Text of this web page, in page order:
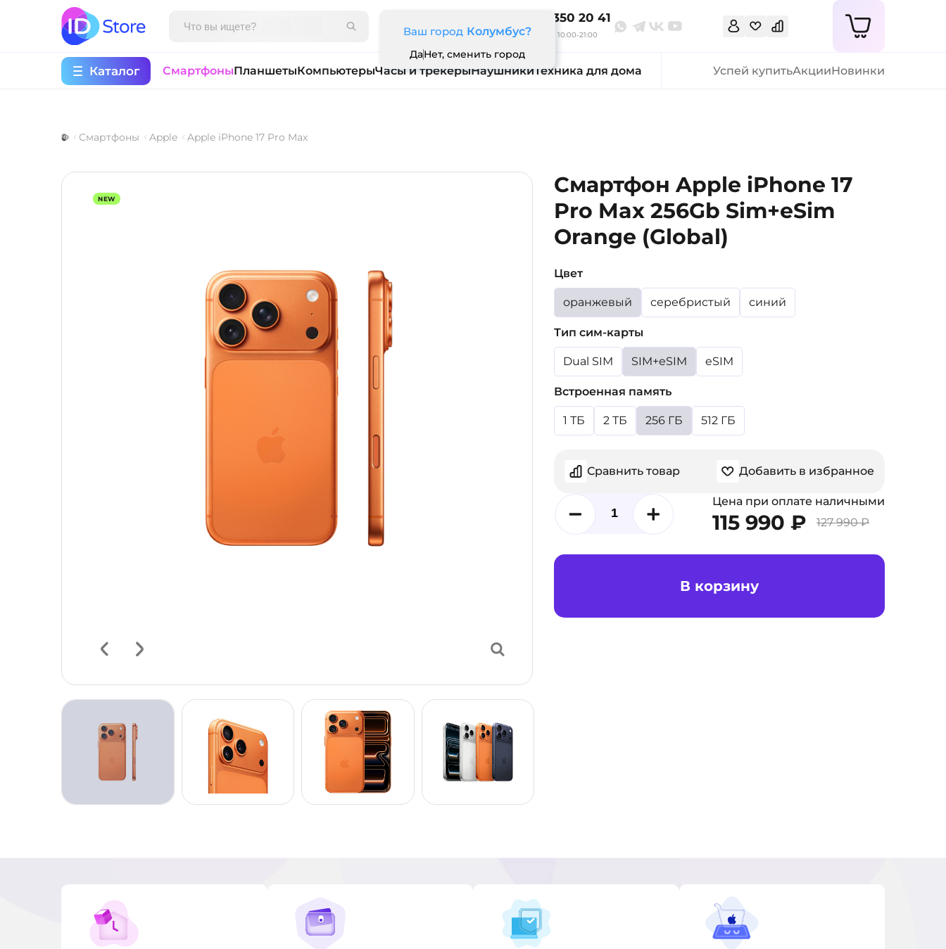
Ваш город Колумбус?
ДаНет, сменить город
8 800 350 20 41
Ежедневно 10:00-21:00
Каталог СмартфоныПланшетыКомпьютерыЧасы и трекерыНаушникиТехника для дома Успей купитьАкцииНовинки
Смартфоны Apple Apple iPhone 17 Pro Max
NEW
Смартфон Apple iPhone 17
Pro Max 256Gb Sim+eSim
Orange (Global)
Цвет
оранжевый серебристый синий
Тип сим-карты
Dual SIM SIM+eSIM eSIM
Встроенная память
1 ТБ 2 ТБ 256 ГБ 512 ГБ
Сравнить товар Добавить в избранное
Цена при оплате наличными
115 990 ₽ 127 990 ₽
В корзину